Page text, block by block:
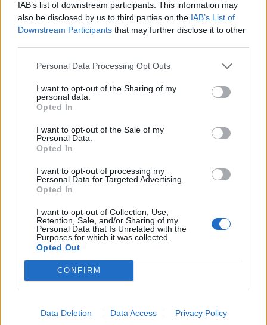
IAB’s list of downstream participants. This information may
also be disclosed by us to third parties on the IAB’s List of
Downstream Participants that may further disclose it to other
Personal Data Processing Opt Outs
I want to opt-out of the Sharing of my
personal data.
Opted In
I want to opt-out of the Sale of my
Personal Data.
Opted In
I want to opt-out of processing my
Personal Data for Targeted Advertising.
Opted In
I want to opt-out of Collection, Use,
Retention, Sale, and/or Sharing of my
Personal Data that Is Unrelated with the
Purposes for which it was collected.
Opted Out
CONFIRM
Data Deletion Data Access Privacy Policy
τη συνεργασία
Ο καθηγητής ψυχολογίας και νευροεπιστήμης
Κεντ Μπέριτζαπό το Πανεπιστήμιο του
Μίσιγκαν σημειώνει ότι η οξυτοκίνη δεν
μπορεί να ενισχύσει και τη ζήλια ή άλλες
έντονες κοινωνικές αντιδράσεις
Ενεργοποιείται κυρίως μέσω της
σωματικής
επαφής, όπως αγκαλιές και χειραψίες,
επαφής με κατοικίδια.
Πόσο διαρκεί η «φυσική ευφορία»
Κάθε ορμόνη απελευθερώνεται για σύντομο
χρονικό διάστημα. Η καθηγήτρια Μπρούνεϊνγκ
επισημαίνει ότιη ευχάριστη αίσθηση
υποχωρεί μόλις ολοκληρωθεί ο
μεταβολισμός της ουσίας. Ο δρ. Μέιερ εξηγεί